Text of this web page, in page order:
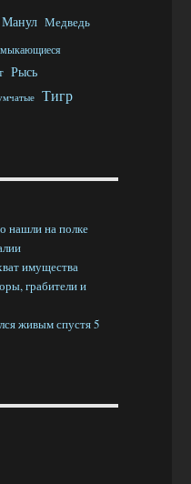
Манул Медведь
Рысь
Тигр
нашли на полке
имущества
грабители и
живым спустя 5